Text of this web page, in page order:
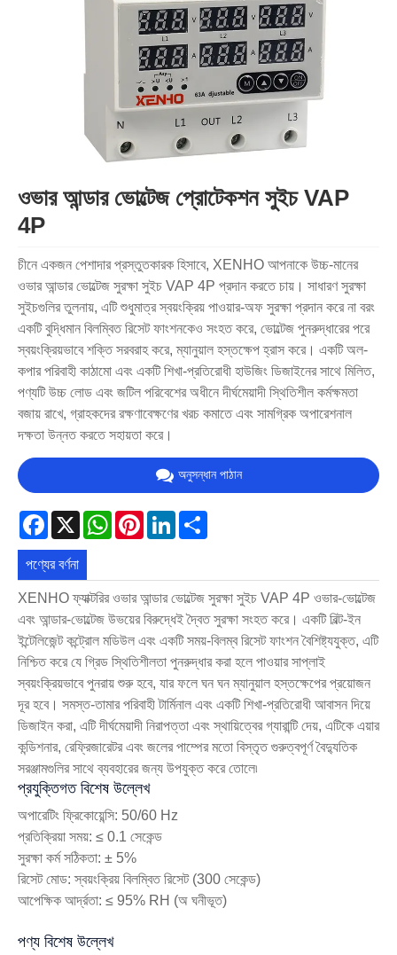
ওভার আন্ডার ভোল্টেজ প্রোটেকশন সুইচ VAP
4P
চীনে একজন পেশাদার প্রস্তুতকারক হিসাবে, XENHO আপনাকে উচ্চ-মানের
ওভার আন্ডার ভোল্টেজ সুরক্ষা সুইচ VAP 4P প্রদান করতে চায়। সাধারণ সুরক্ষা
সুইচগুলির তুলনায়, এটি শুধুমাত্র স্বয়ংক্রিয় পাওয়ার-অফ সুরক্ষা প্রদান করে না বরং
একটি বুদ্ধিমান বিলম্বিত রিসেট ফাংশনকেও সংহত করে, ভোল্টেজ পুনরুদ্ধারের পরে
স্বয়ংক্রিয়ভাবে শক্তি সরবরাহ করে, ম্যানুয়াল হস্তক্ষেপ হ্রাস করে। একটি অল-
কপার পরিবাহী কাঠামো এবং একটি শিখা-প্রতিরোধী হাউজিং ডিজাইনের সাথে মিলিত,
পণ্যটি উচ্চ লোড এবং জটিল পরিবেশের অধীনে দীর্ঘমেয়াদী স্থিতিশীল কর্মক্ষমতা
বজায় রাখে, গ্রাহকদের রক্ষণাবেক্ষণের খরচ কমাতে এবং সামগ্রিক অপারেশনাল
দক্ষতা উন্নত করতে সহায়তা করে।
অনুসন্ধান পাঠান
Facebook
X WhatsApp
PinterestLinkedIn
পণ্যের বর্ণনা
XENHO ফ্যাক্টরির ওভার আন্ডার ভোল্টেজ সুরক্ষা সুইচ VAP 4P ওভার-ভোল্টেজ
এবং আন্ডার-ভোল্টেজ উভয়ের বিরুদ্ধেই দ্বৈত সুরক্ষা সংহত করে। একটি বিল্ট-ইন
ইন্টেলিজেন্ট কন্ট্রোল মডিউল এবং একটি সময়-বিলম্ব রিসেট ফাংশন বৈশিষ্ট্যযুক্ত, এটি
নিশ্চিত করে যে গ্রিড স্থিতিশীলতা পুনরুদ্ধার করা হলে পাওয়ার সাপ্লাই
স্বয়ংক্রিয়ভাবে পুনরায় শুরু হবে, যার ফলে ঘন ঘন ম্যানুয়াল হস্তক্ষেপের প্রয়োজন
দূর হবে। সমস্ত-তামার পরিবাহী টার্মিনাল এবং একটি শিখা-প্রতিরোধী আবাসন দিয়ে
ডিজাইন করা, এটি দীর্ঘমেয়াদী নিরাপত্তা এবং স্থায়িত্বের গ্যারান্টি দেয়, এটিকে এয়ার
কন্ডিশনার, রেফ্রিজারেটর এবং জলের পাম্পের মতো বিস্তৃত গুরুত্বপূর্ণ বৈদ্যুতিক
সরঞ্জামগুলির সাথে ব্যবহারের জন্য উপযুক্ত করে তোলে৷
প্রযুক্তিগত বিশেষ উল্লেখ
অপারেটিং ফ্রিকোয়েন্সি: 50/60 Hz
প্রতিক্রিয়া সময়: ≤ 0.1 সেকেন্ড
সুরক্ষা কর্ম সঠিকতা: ± 5%
রিসেট মোড: স্বয়ংক্রিয় বিলম্বিত রিসেট (300 সেকেন্ড)
আপেক্ষিক আর্দ্রতা: ≤ 95% RH (অ ঘনীভূত)
পণ্য বিশেষ উল্লেখ